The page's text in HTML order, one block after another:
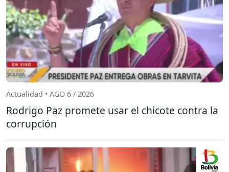
Actualidad • AGO 6 / 2026
Rodrigo Paz promete usar el chicote contra la
corrupción